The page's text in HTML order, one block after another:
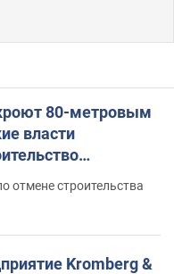
80-метровым
власти
отмене строительства
Kromberg &